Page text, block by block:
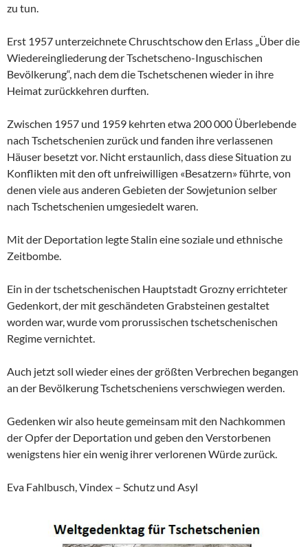
zu tun.
Erst 1957 unterzeichnete Chruschtschow den Erlass „Über die
Wiedereingliederung der Tschetscheno-Inguschischen
Bevölkerung“, nach dem die Tschetschenen wieder in ihre
Heimat zurückkehren durften.
Zwischen 1957 und 1959 kehrten etwa 200 000 Überlebende
nach Tschetschenien zurück und fanden ihre verlassenen
Häuser besetzt vor. Nicht erstaunlich, dass diese Situation zu
Konflikten mit den oft unfreiwilligen «Besatzern» führte, von
denen viele aus anderen Gebieten der Sowjetunion selber
nach Tschetschenien umgesiedelt waren.
Mit der Deportation legte Stalin eine soziale und ethnische
Zeitbombe.
Ein in der tschetschenischen Hauptstadt Grozny errichteter
Gedenkort, der mit geschändeten Grabsteinen gestaltet
worden war, wurde vom prorussischen tschetschenischen
Regime vernichtet.
Auch jetzt soll wieder eines der größten Verbrechen begangen
an der Bevölkerung Tschetscheniens verschwiegen werden.
Gedenken wir also heute gemeinsam mit den Nachkommen
der Opfer der Deportation und geben den Verstorbenen
wenigstens hier ein wenig ihrer verlorenen Würde zurück.
Eva Fahlbusch, Vindex – Schutz und Asyl